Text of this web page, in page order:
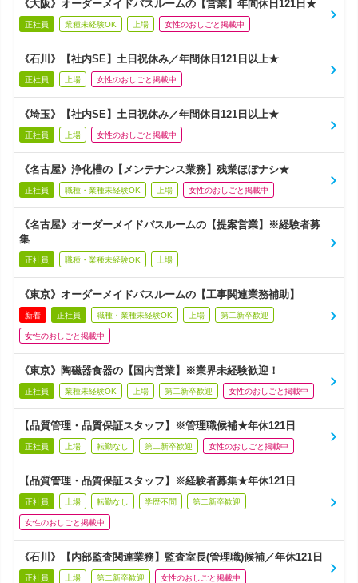
《大阪》オーダーメイドバスルームの【営業】年間休日121日★
正社員 業種未経験OK 上場 女性のおしごと掲載中
《石川》【社内SE】土日祝休み／年間休日121日以上★
正社員 上場 女性のおしごと掲載中
《埼玉》【社内SE】土日祝休み／年間休日121日以上★
正社員 上場 女性のおしごと掲載中
《名古屋》浄化槽の【メンテナンス業務】残業ほぼナシ★
正社員 職種・業種未経験OK 上場 女性のおしごと掲載中
《名古屋》オーダーメイドバスルームの【提案営業】※経験者募
集
正社員 職種・業種未経験OK 上場
《東京》オーダーメイドバスルームの【工事関連業務補助】
新着 正社員 職種・業種未経験OK 上場 第二新卒歓迎
女性のおしごと掲載中
《東京》陶磁器食器の【国内営業】※業界未経験歓迎！
正社員 業種未経験OK 上場 第二新卒歓迎 女性のおしごと掲載中
【品質管理・品質保証スタッフ】※管理職候補★年休121日
正社員 上場 転勤なし 第二新卒歓迎 女性のおしごと掲載中
【品質管理・品質保証スタッフ】※経験者募集★年休121日
正社員 上場 転勤なし 学歴不問 第二新卒歓迎
女性のおしごと掲載中
《石川》【内部監査関連業務】監査室長(管理職)候補／年休121日
正社員 上場 第二新卒歓迎 女性のおしごと掲載中